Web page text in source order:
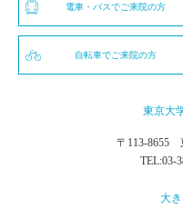
電車・バスでご来院の方
自転車でご来院の方
東京大
〒113-8655
TEL:03-
大